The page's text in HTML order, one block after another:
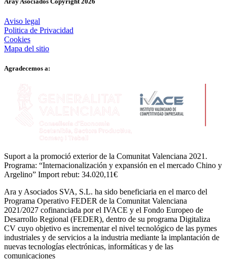
Aviso legal
Politica de Privacidad
Cookies
Mapa del sitio
Agradecemos a:
Suport a la promoció exterior de la Comunitat Valenciana 2021.
Programa: “Internacionalización y expansión en el mercado Chino y
Argelino” Import rebut: 34.020,11€
Ara y Asociados SVA, S.L. ha sido beneficiaria en el marco del
Programa Operativo FEDER de la Comunitat Valenciana
2021/2027 cofinanciada por el IVACE y el Fondo Europeo de
Desarrollo Regional (FEDER), dentro de su programa Digitaliza
CV cuyo objetivo es incrementar el nivel tecnológico de las pymes
industriales y de servicios a la industria mediante la implantación de
nuevas tecnologías electrónicas, informáticas y de las
comunicaciones